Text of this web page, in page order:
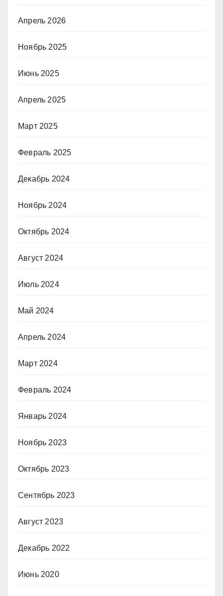
Апрель 2026
Ноябрь 2025
Июнь 2025
Апрель 2025
Март 2025
Февраль 2025
Декабрь 2024
Ноябрь 2024
Октябрь 2024
Август 2024
Июль 2024
Май 2024
Апрель 2024
Март 2024
Февраль 2024
Январь 2024
Ноябрь 2023
Октябрь 2023
Сентябрь 2023
Август 2023
Декабрь 2022
Июнь 2020